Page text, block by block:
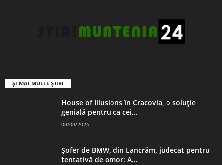
ȘI MAI MULTE ȘTIRI
House of Illusions în Cracovia, o soluție
genială pentru ca cei...
08/08/2026
Șofer de BMW, din Lancrăm, judecat pentru
tentativă de omor: A...